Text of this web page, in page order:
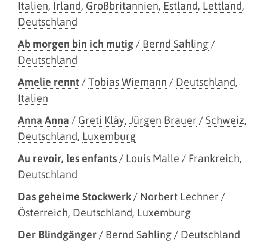
Italien, Irland, Großbritannien, Estland, Lettland,
Deutschland
Ab morgen bin ich mutig/ Bernd Sahling/
Deutschland
Amelie rennt/Tobias Wiemann / Deutschland,
Italien
Anna Anna / Greti Kläy, Jürgen Brauer /Schweiz,
Deutschland, Luxemburg
Au revoir, les enfants/ Louis Malle / Frankreich,
Deutschland
Das geheime Stockwerk/ Norbert Lechner /
Österreich, Deutschland, Luxemburg
Der Blindgänger/ Bernd Sahling/ Deutschland